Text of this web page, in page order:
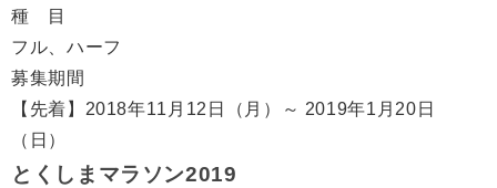
種 目
フル、ハーフ
募集期間
【先着】2018年11月12日（月）～ 2019年1月20日
（日）
とくしまマラソン2019